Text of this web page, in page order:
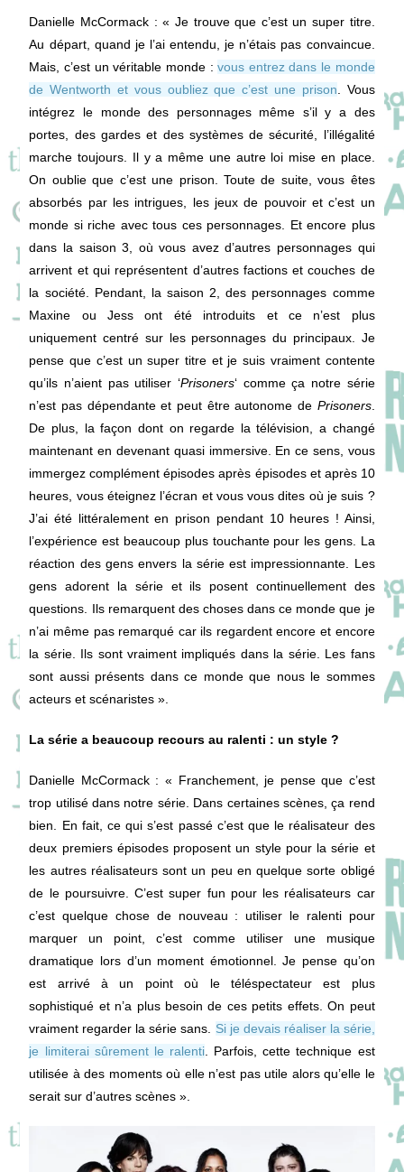
Danielle McCormack : « Je trouve que c’est un super titre.
Au départ, quand je l’ai entendu, je n’étais pas convaincue.
Mais, c’est un véritable monde :vous entrez dans le monde
de Wentworth et vous oubliez que c’est une prison . Vous
intégrez le monde des personnages même s’il y a des
portes, des gardes et des systèmes de sécurité, l’illégalité
marche toujours. Il y a même une autre loi mise en place.
On oublie que c’est une prison. Toute de suite, vous êtes
absorbés par les intrigues, les jeux de pouvoir et c’est un
monde si riche avec tous ces personnages. Et encore plus
dans la saison 3, où vous avez d’autres personnages qui
arrivent et qui représentent d’autres factions et couches de
la société. Pendant, la saison 2, des personnages comme
Maxine ou Jess ont été introduits et ce n’est plus
uniquement centré sur les personnages du principaux. Je
pense que c’est un super titre et je suis vraiment contente
qu’ils n’aient pas utiliser ‘Prisoners‘ comme ça notre série
n’est pas dépendante et peut être autonome de Prisoners.
De plus, la façon dont on regarde la télévision, a changé
maintenant en devenant quasi immersive. En ce sens, vous
immergez complément épisodes après épisodes et après 10
heures, vous éteignez l’écran et vous vous dites où je suis ?
J’ai été littéralement en prison pendant 10 heures ! Ainsi,
l’expérience est beaucoup plus touchante pour les gens. La
réaction des gens envers la série est impressionnante. Les
gens adorent la série et ils posent continuellement des
questions. Ils remarquent des choses dans ce monde que je
n’ai même pas remarqué car ils regardent encore et encore
la série. Ils sont vraiment impliqués dans la série. Les fans
sont aussi présents dans ce monde que nous le sommes
acteurs et scénaristes ».
La série a beaucoup recours au ralenti : un style ?
Danielle McCormack: « Franchement, je pense que c’est
trop utilisé dans notre série. Dans certaines scènes, ça rend
bien. En fait, ce qui s’est passé c’est que le réalisateur des
deux premiers épisodes proposent un style pour la série et
les autres réalisateurs sont un peu en quelque sorte obligé
de le poursuivre. C’est super fun pour les réalisateurs car
c’est quelque chose de nouveau : utiliser le ralenti pour
marquer un point, c’est comme utiliser une musique
dramatique lors d’un moment émotionnel. Je pense qu’on
est arrivé à un point où le téléspectateur est plus
sophistiqué et n’a plus besoin de ces petits effets. On peut
vraiment regarder la série sans. Si je devais réaliser la série,
je limiterai sûrement le ralenti . Parfois, cette technique est
utilisée à des moments où elle n’est pas utile alors qu’elle le
serait sur d’autres scènes ».